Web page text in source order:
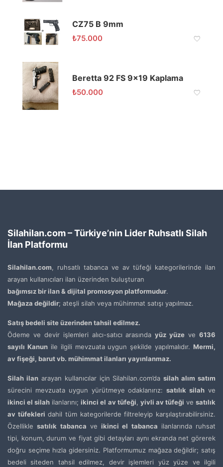
CZ75 B 9mm
₺75.000
Beretta 92 FS 9×19 Kaplama
₺50.000
Silahilan.com – Türkiye’nin Lider Ruhsatlı Silah
İlan Platformu
Silahilan.com, ruhsatlı tabanca ve av tüfeği kategorilerinde ilan
arayan kullanıcıları ilan üzerinden buluşturan
bağımsız bir ilan & dijital promosyon platformudur.
Mağaza değildir; ateşli silah veya mühimmat satışı yapılmaz.
Satış bedeli site üzerinden tahsil edilmez.
Ödeme ve devir işlemleri alıcı-satıcı arasındayüz yüze ve6136
sayılı Kanunile ilgili mevzuata uygun şekilde yapılmalıdır. Mermi,
av fişeği, barut vb. mühimmat ilanları yayınlanmaz.
Silah ilanarayan kullanıcılar için Silahilan.com’dasilah alım satım
sürecini mevzuata uygun yürütmeye odaklanırız:satılık silah ve
ikinci el silah ilanlarını;ikinci el av tüfeği, yivli av tüfeği vesatılık
av tüfekleri dahil tüm kategorilerde filtreleyip karşılaştırabilirsiniz.
Özelliklesatılık tabanca ve ikinci el tabanca ilanlarında ruhsat
tipi, konum, durum ve fiyat gibi detayları aynı ekranda net görerek
doğru seçime hızla gidersiniz. Platformumuz mağaza değildir; satış
bedeli siteden tahsil edilmez, devir işlemleri yüz yüze ve ilgili